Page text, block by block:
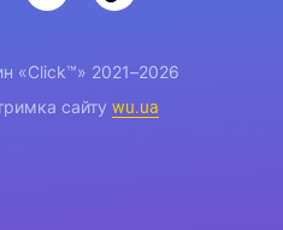
«Click™» 2021–2026
сайту wu.ua